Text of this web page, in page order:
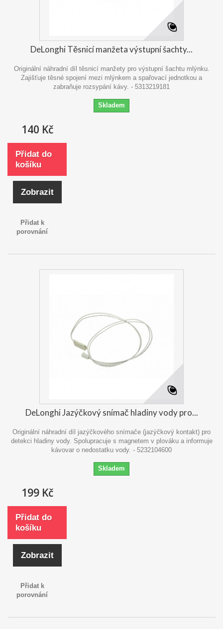
DeLonghi Těsnicí manžeta výstupní šachty...
Originální náhradní díl těsnicí manžety pro výstupní šachtu mlýnku.
Zajišťuje těsné spojení mezi mlýnkem a spařovací jednotkou a
zabraňuje rozsypání kávy. - 5313219181
Skladem
140 Kč
Přidat do
košíku
Zobrazit
Přidat k
porovnání
DeLonghi Jazýčkový snímač hladiny vody pro...
Originální náhradní díl jazýčkového snímače (jazýčkový kontakt) pro
detekci hladiny vody. Spolupracuje s magnetem v plováku a informuje
kávovar o nedostatku vody. - 5232104600
Skladem
199 Kč
Přidat do
košíku
Zobrazit
Přidat k
porovnání